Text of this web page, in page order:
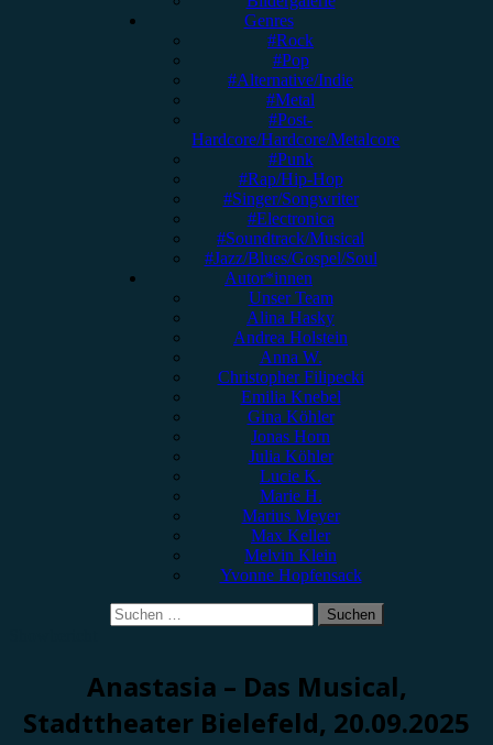
Genres
#Rock
#Pop
#Alternative/Indie
#Metal
#Post-
Hardcore/Hardcore/Metalcore
#Punk
#Rap/Hip-Hop
#Singer/Songwriter
#Electronica
#Soundtrack/Musical
#Jazz/Blues/Gospel/Soul
Autor*innen
Unser Team
Alina Hasky
Andrea Holstein
Anna W.
Christopher Filipecki
Emilia Knebel
Gina Köhler
Jonas Horn
Julia Köhler
Lucie K.
Marie H.
Marius Meyer
Max Keller
Melvin Klein
Yvonne Hopfensack
Suchen
nach:
Anastasia – Das Musical,
Stadttheater Bielefeld, 20.09.2025